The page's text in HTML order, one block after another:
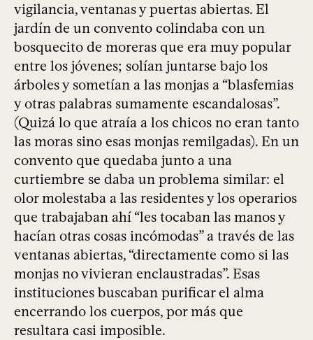
vigilancia, ventanas y puertas abiertas. El
jardín de un convento colindaba con un
bosquecito de moreras que era muy popular
entre los jóvenes; solían juntarse bajo los
árboles y sometían a las monjas a “blasfemias
y otras palabras sumamente escandalosas”.
(Quizá lo que atraía a los chicos no eran tanto
las moras sino esas monjas remilgadas). En un
convento que quedaba junto a una
curtiembre se daba un problema similar: el
olor molestaba a las residentes y los operarios
que trabajaban ahí “les tocaban las manos y
hacían otras cosas incómodas” a través de las
ventanas abiertas, “directamente como si las
monjas no vivieran enclaustradas”. Esas
instituciones buscaban purificar el alma
encerrando los cuerpos, por más que
resultara casi imposible.